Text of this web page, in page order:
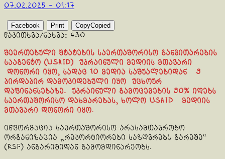
07.02.2025 - 01:17
Facebook Print CopyCopied
წაკითხვა/ნახვა: 430
შეერთებული შტატების საერთაშორისო განვითარების
სააგენტო (USAID) უკრაინული მედიის მთავარი
დონორი იყო, სადაც 10 მედია საშუალებიდან 9
პირდაპირ დამოკიდებული იყო უცხოურ
დაფინანსებაზე. უკრაინული გამოცემების 90% იღებს
საერთაშორისო დახმარებას, ხოლო USAID მედიის
მთავარი დონორი იყო.
ინფორმაცია საერთაშორისო არასამთავრობო
ორგანიზაცია „რეპორტიორები საზღვრებს გარეშე“
(RSF) ანგარიშიდან გამომდინარეობს.